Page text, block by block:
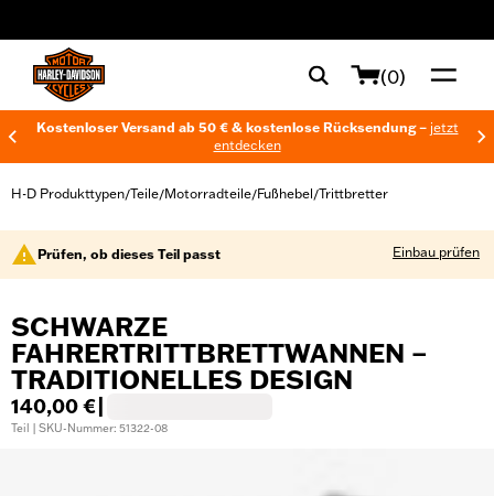
(0)
Kostenloser Versand ab 50 € & kostenlose Rücksendung – jetzt
entdecken
H-D Produkttypen/Teile/Motorradteile/Fußhebel/Trittbretter
Prüfen, ob dieses Teil passt Einbau prüfen
SCHWARZE
FAHRERTRITTBRETTWANNEN –
TRADITIONELLES DESIGN
140,00 €
Teil | SKU-Nummer: 51322-08